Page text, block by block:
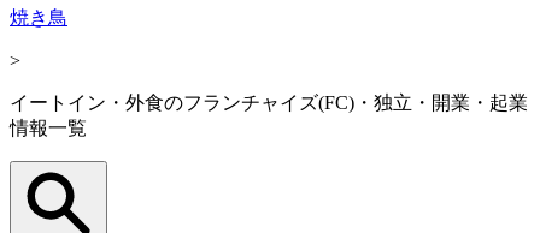
焼き鳥
>
イートイン・外食のフランチャイズ(FC)・独立・開業・起業
情報一覧